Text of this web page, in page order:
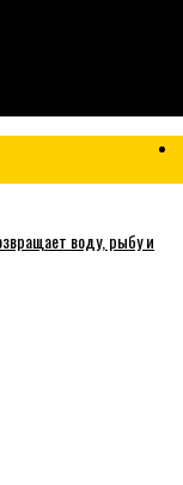
воду, рыбу и